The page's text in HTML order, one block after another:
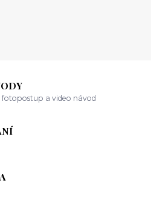
a video návod